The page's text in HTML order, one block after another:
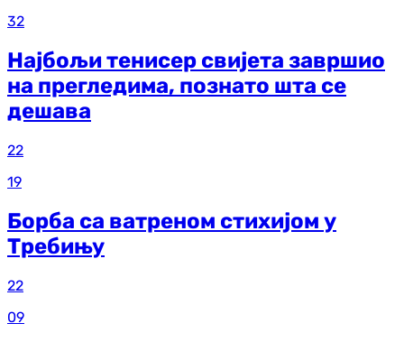
32
Најбољи тенисер свијета завршио
на прегледима, познато шта се
дешава
22
19
Борба са ватреном стихијом у
Требињу
22
09